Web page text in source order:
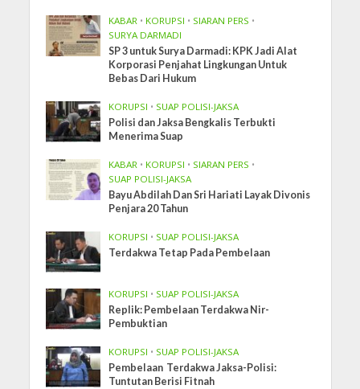
KABAR • KORUPSI • SIARAN PERS •
SURYA DARMADI
SP 3 untuk Surya Darmadi: KPK Jadi Alat
Korporasi Penjahat Lingkungan Untuk
Bebas Dari Hukum
KORUPSI • SUAP POLISI-JAKSA
Polisi dan Jaksa Bengkalis Terbukti
Menerima Suap
KABAR • KORUPSI • SIARAN PERS •
SUAP POLISI-JAKSA
Bayu Abdilah Dan Sri Hariati Layak Divonis
Penjara 20 Tahun
KORUPSI • SUAP POLISI-JAKSA
Terdakwa Tetap Pada Pembelaan
KORUPSI • SUAP POLISI-JAKSA
Replik: Pembelaan Terdakwa Nir-
Pembuktian
KORUPSI • SUAP POLISI-JAKSA
Pembelaan Terdakwa Jaksa-Polisi:
Tuntutan Berisi Fitnah